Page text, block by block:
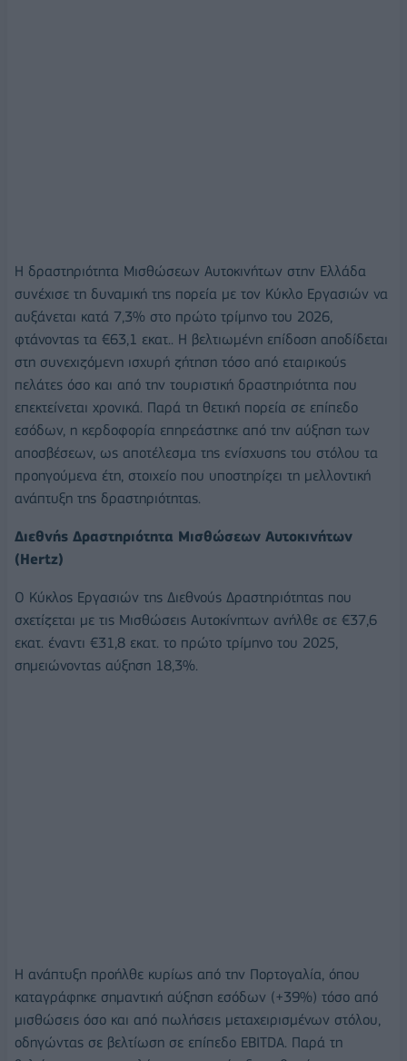
Η δραστηριότητα Μισθώσεων Αυτοκινήτων στην Ελλάδα
συνέχισε τη δυναμική της πορεία με τον Κύκλο Εργασιών να
αυξάνεται κατά 7,3% στο πρώτο τρίμηνο του 2026,
φτάνοντας τα €63,1 εκατ.. Η βελτιωμένη επίδοση αποδίδεται
στη συνεχιζόμενη ισχυρή ζήτηση τόσο από εταιρικούς
πελάτες όσο και από την τουριστική δραστηριότητα που
επεκτείνεται χρονικά. Παρά τη θετική πορεία σε επίπεδο
εσόδων, η κερδοφορία επηρεάστηκε από την αύξηση των
αποσβέσεων, ως αποτέλεσμα της ενίσχυσης του στόλου τα
προηγούμενα έτη, στοιχείο που υποστηρίζει τη μελλοντική
ανάπτυξη της δραστηριότητας.
Διεθνής Δραστηριότητα Μισθώσεων Αυτοκινήτων
(Hertz)
Ο Κύκλος Εργασιών της Διεθνούς Δραστηριότητας που
σχετίζεται με τις Μισθώσεις Αυτοκίνητων ανήλθε σε €37,6
εκατ. έναντι €31,8 εκατ. το πρώτο τρίμηνο του 2025,
σημειώνοντας αύξηση 18,3%.
Η ανάπτυξη προήλθε κυρίως από την Πορτογαλία, όπου
καταγράφηκε σημαντική αύξηση εσόδων (+39%) τόσο από
μισθώσεις όσο και από πωλήσεις μεταχειρισμένων στόλου,
οδηγώντας σε βελτίωση σε επίπεδο EBITDA. Παρά τη